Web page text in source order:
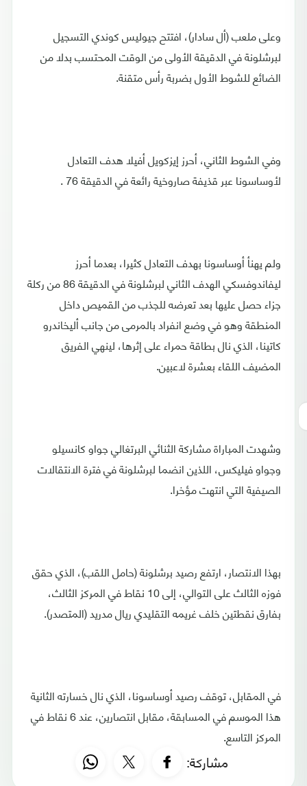
وعلى ملعب (أل سادار)، افتتح جيوليس كوندي التسجيل
لبرشلونة في الدقيقة الأولى من الوقت المحتسب بدلا من
الضائع للشوط الأول بضربة رأس متقنة.
وفي الشوط الثاني، أحرز إيزكويل أفيلا هدف التعادل
لأوساسونا عبر قذيفة صاروخية رائعة في الدقيقة 76 .
ولم يهنأ أوساسونا بهدف التعادل كثيرا، بعدما أحرز
ليفاندوفسكي الهدف الثاني لبرشلونة في الدقيقة 86 من ركلة
جزاء حصل عليها بعد تعرضه للجذب من القميص داخل
المنطقة وهو في وضع انفراد بالمرمى من جانب أليخاندرو
كاتينا، الذي نال بطاقة حمراء على إثرها، لينهي الفريق
المضيف اللقاء بعشرة لاعبين.
وشهدت المباراة مشاركة الثنائي البرتغالي جواو كانسيلو
وجواو فيليكس، اللذين انضما لبرشلونة في فترة الانتقالات
الصيفية التي انتهت مؤخرا.
بهذا الانتصار، ارتفع رصيد برشلونة (حامل اللقب)، الذي حقق
فوزه الثالث على التوالي، إلى 10 نقاط في المركز الثالث،
بفارق نقطتين خلف غريمه التقليدي ريال مدريد (المتصدر).
في المقابل، توقف رصيد أوساسونا، الذي نال خسارته الثانية
هذا الموسم في المسابقة، مقابل انتصارين، عند 6 نقاط في
المركز التاسع.
مشاركة: